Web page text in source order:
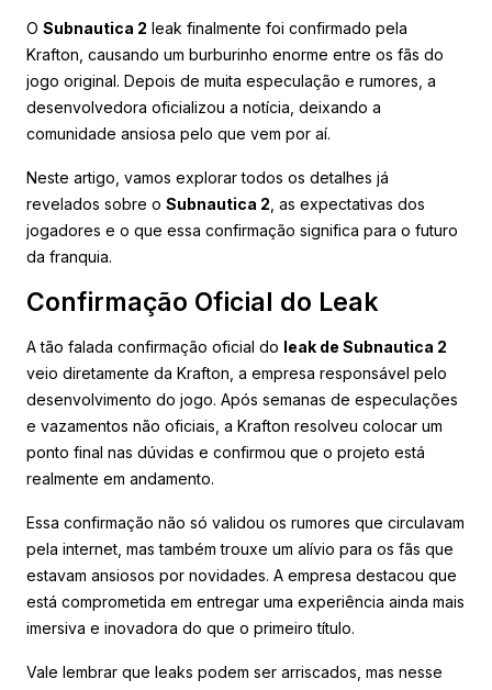
O Subnautica 2 leak finalmente foi confirmado pela
Krafton, causando um burburinho enorme entre os fãs do
jogo original. Depois de muita especulação e rumores, a
desenvolvedora oficializou a notícia, deixando a
comunidade ansiosa pelo que vem por aí.
Neste artigo, vamos explorar todos os detalhes já
revelados sobre o Subnautica 2 , as expectativas dos
jogadores e o que essa confirmação significa para o futuro
da franquia.
Confirmação Oficial do Leak
A tão falada confirmação oficial do leak de Subnautica 2
veio diretamente da Krafton, a empresa responsável pelo
desenvolvimento do jogo. Após semanas de especulações
e vazamentos não oficiais, a Krafton resolveu colocar um
ponto final nas dúvidas e confirmou que o projeto está
realmente em andamento.
Essa confirmação não só validou os rumores que circulavam
pela internet, mas também trouxe um alívio para os fãs que
estavam ansiosos por novidades. A empresa destacou que
está comprometida em entregar uma experiência ainda mais
imersiva e inovadora do que o primeiro título.
Vale lembrar que leaks podem ser arriscados, mas nesse